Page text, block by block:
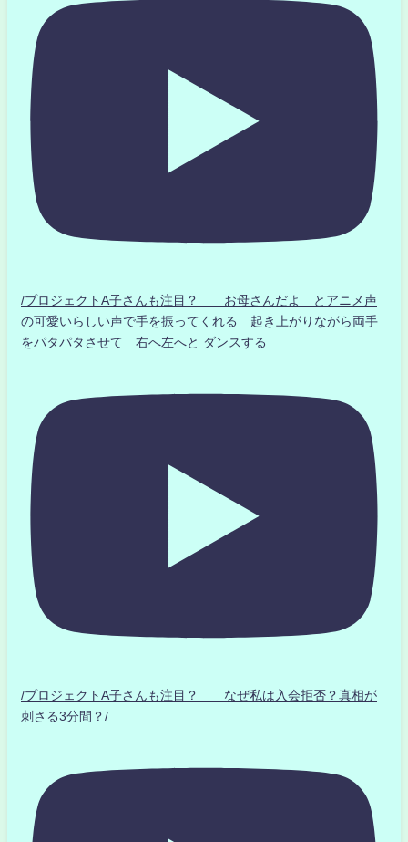
/プロジェクトA子さんも注目？ お母さんだよ とアニメ声
の可愛いらしい声で手を振ってくれる 起き上がりながら両手
をパタパタさせて 右へ左へと ダンスする
/プロジェクトA子さんも注目？ なぜ私は入会拒否？真相が
刺さる3分間？/